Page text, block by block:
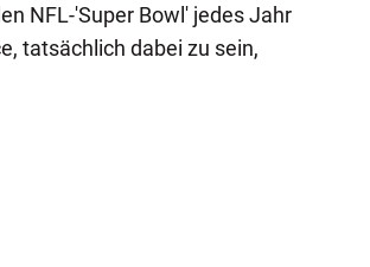
NFL-'Super Bowl' jedes Jahr
tatsächlich dabei zu sein,